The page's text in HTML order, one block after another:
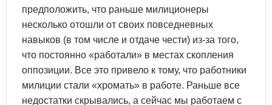
предположить, что раньше милиционеры
несколько отошли от своих повседневных
навыков (в том числе и отдаче чести) из-за того,
что постоянно «работали» в местах скопления
оппозиции. Все это привело к тому, что работники
милиции стали «хромать» в работе. Раньше все
недостатки скрывались, а сейчас мы работаем с